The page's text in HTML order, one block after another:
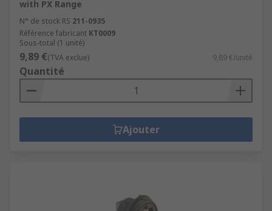
with PX Range
N° de stock RS 211-0935
Référence fabricant KT0009
Sous-total (1 unité)
9,89 €(TVA exclue) 9,89 €/unité
Quantité
Ajouter